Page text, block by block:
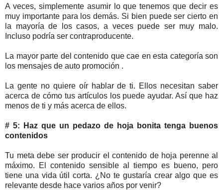
A veces, simplemente asumir lo que tenemos que decir es
muy importante para los demás. Si bien puede ser cierto en
la mayoría de los casos, a veces puede ser muy malo.
Incluso podría ser contraproducente.
La mayor parte del contenido que cae en esta categoría son
los mensajes de auto promoción .
La gente no quiere oír hablar de ti. Ellos necesitan saber
acerca de cómo tus artículos los puede ayudar. Así que haz
menos de ti y más acerca de ellos.
# 5: Haz que un pedazo de hoja bonita tenga buenos
contenidos
Tu meta debe ser producir el contenido de hoja perenne al
máximo. El contenido sensible al tiempo es bueno, pero
tiene una vida útil corta. ¿No te gustaría crear algo que es
relevante desde hace varios años por venir?